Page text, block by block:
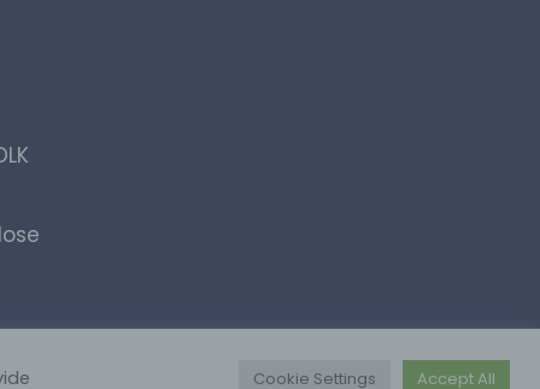
Cookie Settings Accept All